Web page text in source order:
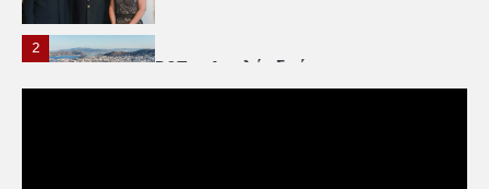
2
PCT: Διπλή διάκριση για την
υπεύθυνη ανάπτυξη και τη